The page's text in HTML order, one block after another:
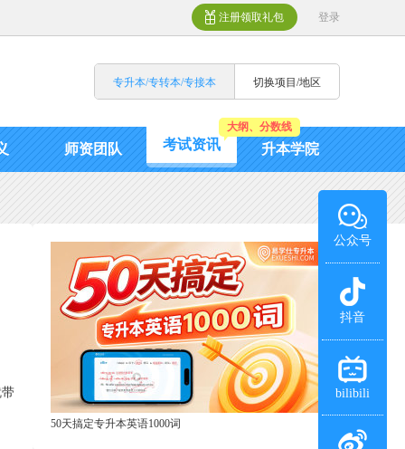
注册领取礼包 登录
专升本/专转本/专接本 切换项目/地区
师资团队 考试资讯
大纲、分数线
升本学院
50天搞定专升本英语1000词
公众号
抖音
bilibili